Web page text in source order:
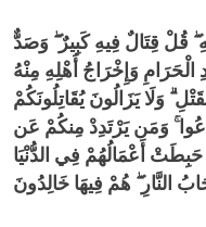
قُلْ قِتَالٌ فِيهِ كَبِيرٌ ۖ وَصَدٌّ
وَإِخْرَاجُ أَهْلِهِ مِنْهُ
وَلَا يَزَالُونَ يُقَاتِلُونَكُمْ
وَمَن يَرْتَدِدْ مِنكُمْ عَن
أَعْمَالُهُمْ فِي الدُّنْيَا
النَّارِ هُمْ فِيهَا خَالِدُونَ